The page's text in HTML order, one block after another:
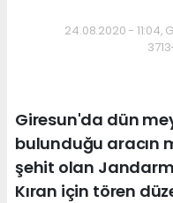
24.08.2020 - 11:04,
Giresun'da dün
bulunduğu aracın
şehit olan
Kıran için tören